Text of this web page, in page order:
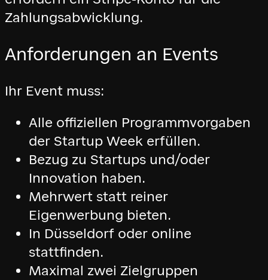
Zahlungsabwicklung.
Anforderungen an Events
Ihr Event muss:
Alle offiziellen Programmvorgaben
der Startup Week erfüllen.
Bezug zu Startups und/oder
Innovation haben.
Mehrwert statt reiner
Eigenwerbung bieten.
In Düsseldorf oder online
stattfinden.
Maximal zwei Zielgruppen